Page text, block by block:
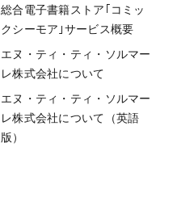
総合電子書籍ストア｢コミッ
クシーモア｣サービス概要
エヌ・ティ・ティ・ソルマー
レ株式会社について
エヌ・ティ・ティ・ソルマー
レ株式会社について（英語
版）